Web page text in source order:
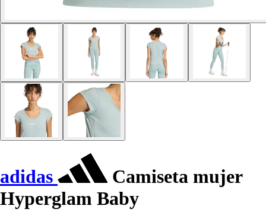
adidas
Camiseta mujer
Hyperglam Baby